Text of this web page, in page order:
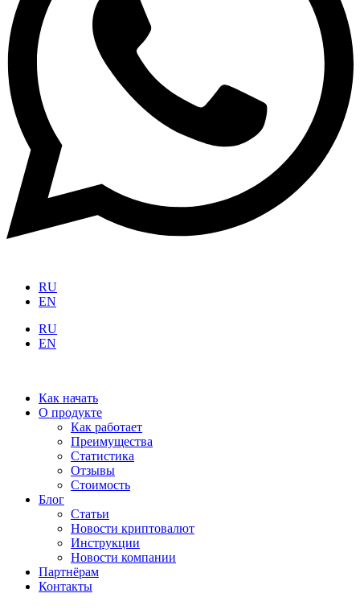
RU
EN
RU
EN
Как начать
О продукте
Как работает
Преимущества
Статистика
Отзывы
Стоимость
Блог
Статьи
Новости криптовалют
Инструкции
Новости компании
Партнёрам
Контакты